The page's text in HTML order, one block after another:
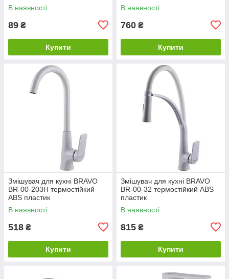
В наявності
89 ₴
Купити
В наявності
760 ₴
Купити
Змішувач для кухні BRAVO
BR-00-203H термостійкий
ABS пластик
В наявності
518 ₴
Купити
Змішувач для кухні BRAVO
BR-00-32 термостійкий ABS
пластик
В наявності
815 ₴
Купити